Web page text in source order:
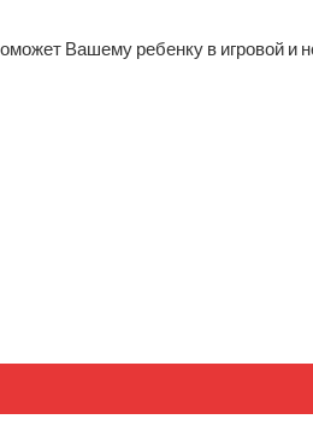
Вашему ребенку в игровой и